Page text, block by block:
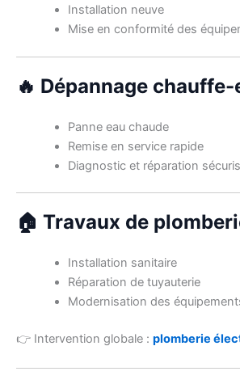
Installation neuve
Mise en conformité des
🔥 Dépannage chauffe-
Panne eau chaude
Remise en service rapide
Diagnostic et réparation
🏠 Travaux de
Installation sanitaire
Réparation de tuyauterie
Modernisation des
👉 Intervention globale : plomberie